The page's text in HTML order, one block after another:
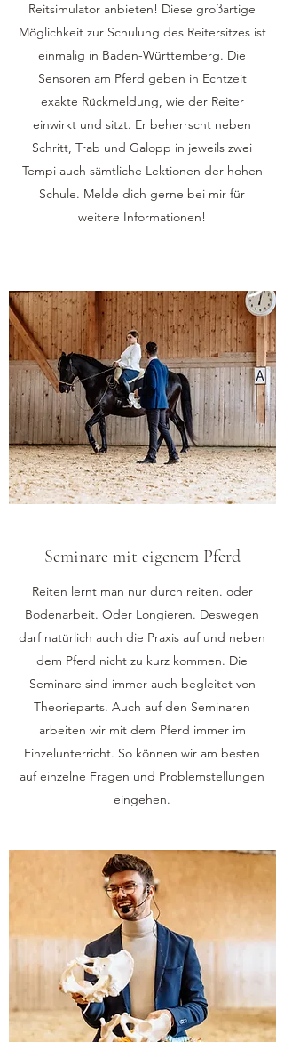
Reitsimulator anbieten! Diese großartige
Möglichkeit zur Schulung des Reitersitzes ist
einmalig in Baden-Württemberg. Die
Sensoren am Pferd geben in Echtzeit
exakte Rückmeldung, wie der Reiter
einwirkt und sitzt. Er beherrscht neben
Schritt, Trab und Galopp in jeweils zwei
Tempi auch sämtliche Lektionen der hohen
Schule. Melde dich gerne bei mir für
weitere Informationen!
Seminare mit eigenem Pferd
Reiten lernt man nur durch reiten. oder
Bodenarbeit. Oder Longieren. Deswegen
darf natürlich auch die Praxis auf und neben
dem Pferd nicht zu kurz kommen. Die
Seminare sind immer auch begleitet von
Theorieparts. Auch auf den Seminaren
arbeiten wir mit dem Pferd immer im
Einzelunterricht. So können wir am besten
auf einzelne Fragen und Problemstellungen
eingehen.